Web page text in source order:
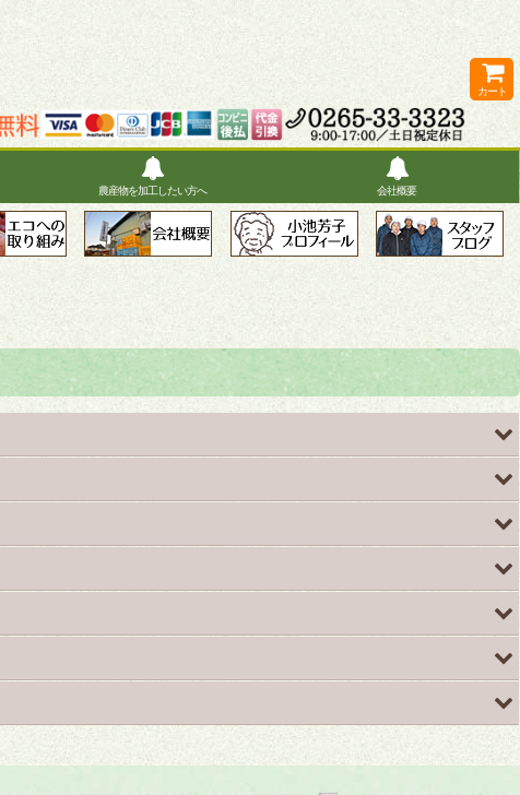
カート
農産物を加工したい方へ 会社概要